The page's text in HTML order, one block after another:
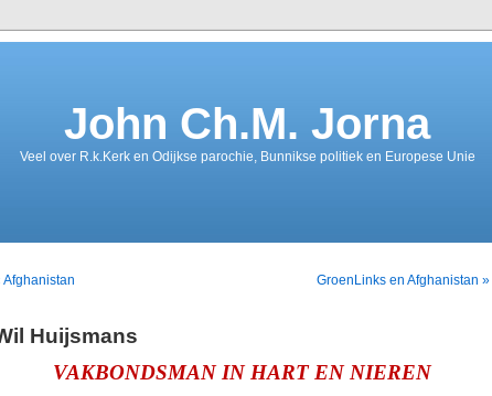
John Ch.M. Jorna
Veel over R.k.Kerk en Odijkse parochie, Bunnikse politiek en Europese Unie
Afghanistan GroenLinks en Afghanistan »
Huijsmans
VAKBONDSMAN IN HART EN NIEREN